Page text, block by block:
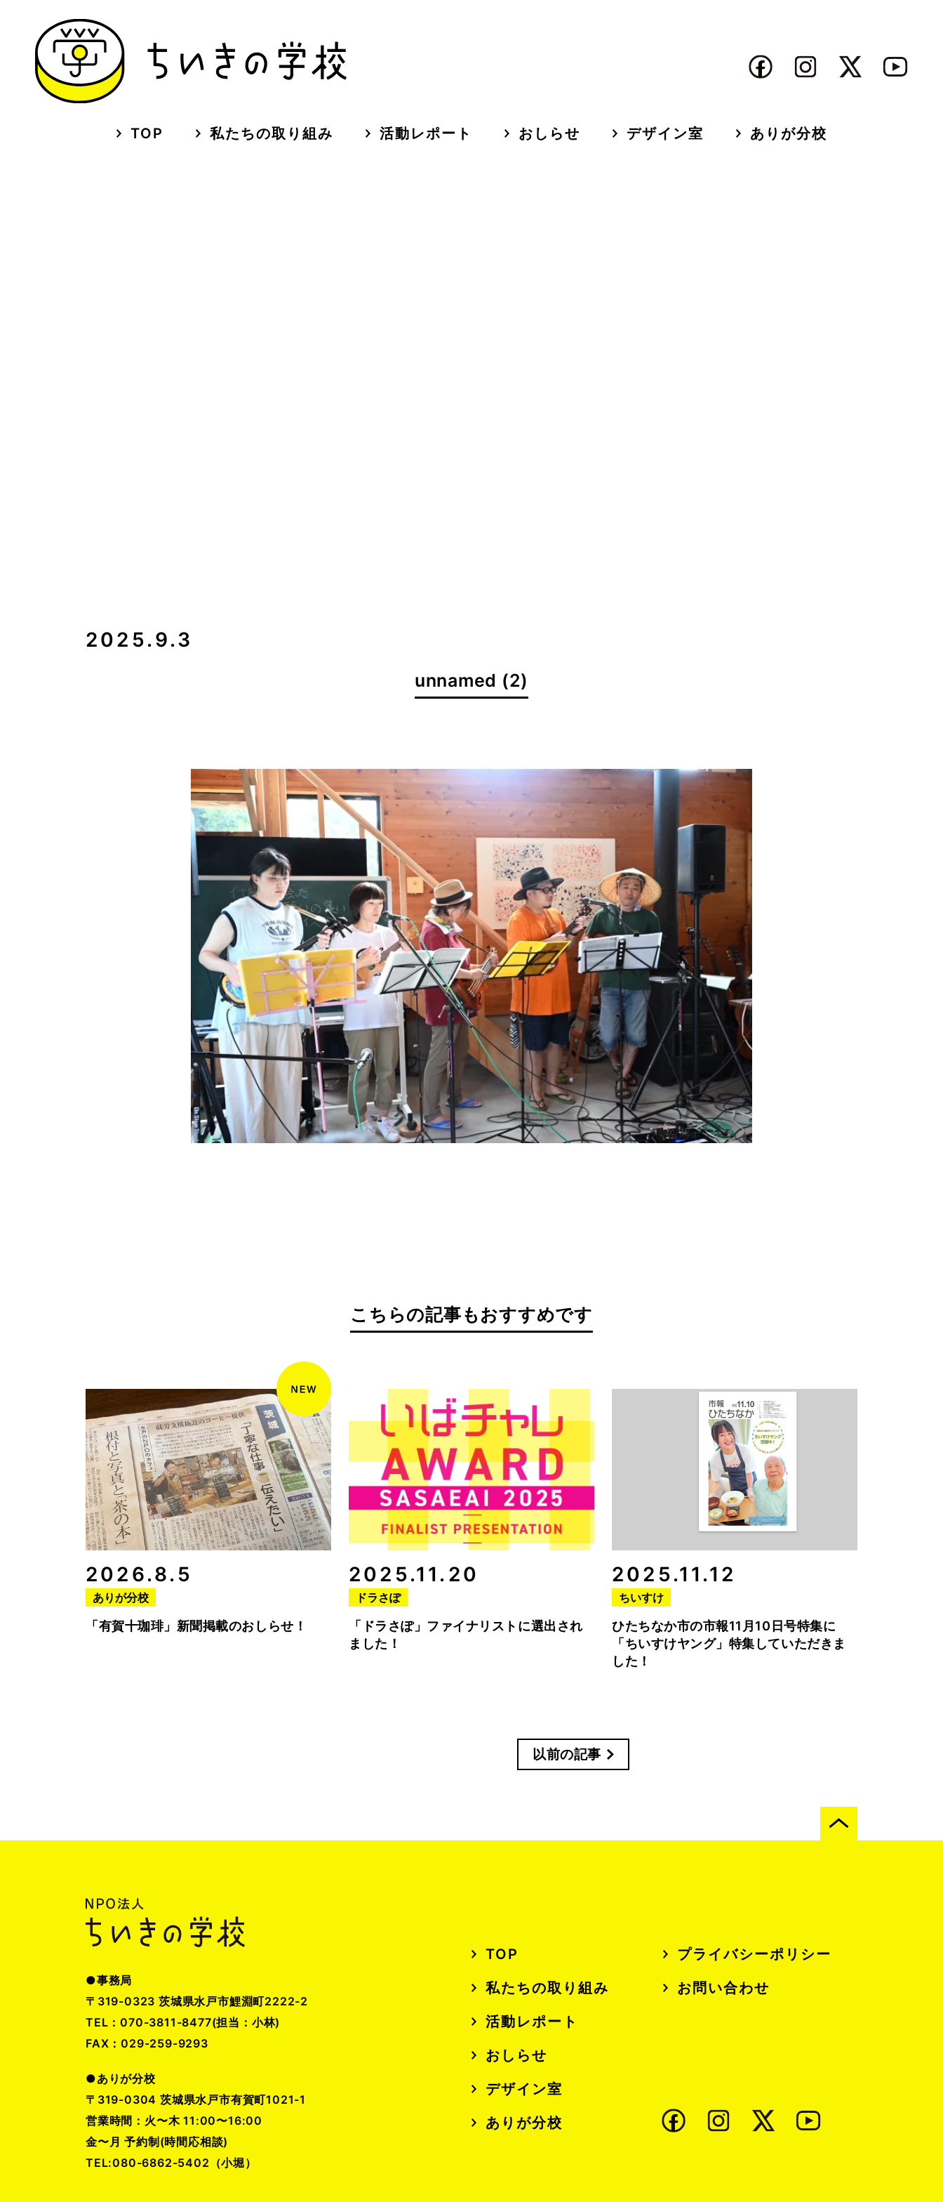
TOP 私たちの取り組み 活動レポート おしらせ デザイン室 ありが分校
2025.9.3
unnamed (2)
こちらの記事もおすすめです
2026.8.5
ありが分校
「有賀十珈琲」新聞掲載のおしらせ！
2025.11.20
ドラさぽ
「ドラさぽ」ファイナリストに選出され
ました！
2025.11.12
ちいすけ
ひたちなか市の市報11月10日号特集に
「ちいすけヤング」特集していただきま
した！
以前の記事
●事務局
〒319-0323 茨城県水戸市鯉淵町2222-2
TEL：070-3811-8477(担当：小林)
FAX：029-259-9293
●ありが分校
〒319-0304 茨城県水戸市有賀町1021-1
営業時間：火〜木 11:00〜16:00
金〜月 予約制(時間応相談)
TEL:080-6862-5402（小堀）
TOP
私たちの取り組み
活動レポート
おしらせ
デザイン室
ありが分校
プライバシーポリシー
お問い合わせ